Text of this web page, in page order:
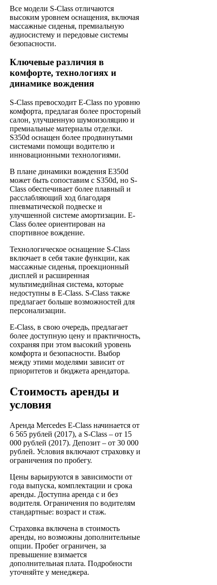
Все модели S-Class отличаются
высоким уровнем оснащения, включая
массажные сиденья, премиальную
аудиосистему и передовые системы
безопасности.
Ключевые различия в
комфорте, технологиях и
динамике вождения
S-Class превосходит E-Class по уровню
комфорта, предлагая более просторный
салон, улучшенную шумоизоляцию и
премиальные материалы отделки.
S350d оснащен более продвинутыми
системами помощи водителю и
инновационными технологиями.
В плане динамики вождения E350d
может быть сопоставим с S350d, но S-
Class обеспечивает более плавный и
расслабляющий ход благодаря
пневматической подвеске и
улучшенной системе амортизации. E-
Class более ориентирован на
спортивное вождение.
Технологическое оснащение S-Class
включает в себя такие функции, как
массажные сиденья, проекционный
дисплей и расширенная
мультимедийная система, которые
недоступны в E-Class. S-Class также
предлагает больше возможностей для
персонализации.
E-Class, в свою очередь, предлагает
более доступную цену и практичность,
сохраняя при этом высокий уровень
комфорта и безопасности. Выбор
между этими моделями зависит от
приоритетов и бюджета арендатора.
Стоимость аренды и
условия
Аренда Mercedes E-Class начинается от
6 565 рублей (2017), а S-Class – от 15
000 рублей (2017). Депозит – от 30 000
рублей. Условия включают страховку и
ограничения по пробегу.
Цены варьируются в зависимости от
года выпуска, комплектации и срока
аренды. Доступна аренда с и без
водителя. Ограничения по водителям
стандартные: возраст и стаж.
Страховка включена в стоимость
аренды, но возможны дополнительные
опции. Пробег ограничен, за
превышение взимается
дополнительная плата. Подробности
уточняйте у менеджера.